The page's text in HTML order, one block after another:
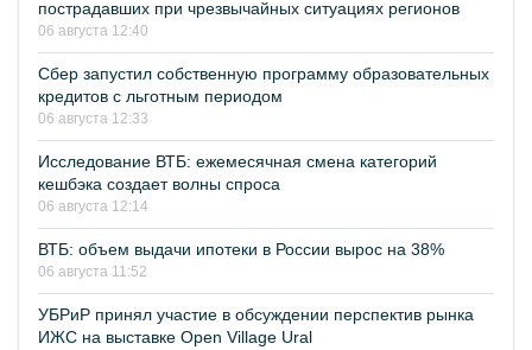
пострадавших при чрезвычайных ситуациях регионов
06 августа 12:40
Сбер запустил собственную программу образовательных
кредитов с льготным периодом
06 августа 12:33
Исследование ВТБ: ежемесячная смена категорий
кешбэка создает волны спроса
06 августа 12:14
ВТБ: объем выдачи ипотеки в России вырос на 38%
06 августа 11:52
УБРиР принял участие в обсуждении перспектив рынка
ИЖС на выставке Open Village Ural